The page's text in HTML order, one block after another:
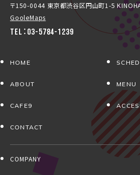
〒150-0044 東京都渋谷区円山町1-5
GooleMaps
TEL：03-5784-1239
HOME
ABOUT MENU
CAFE9
CONTACT
COMPANY